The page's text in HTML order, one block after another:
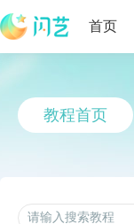
首页
教程首页